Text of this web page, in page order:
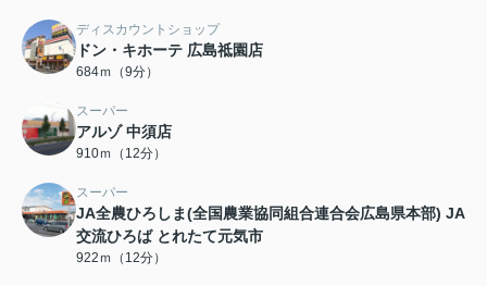
ディスカウントショップ
ドン・キホーテ 広島祗園店
684ｍ（9分）
スーパー
アルゾ 中須店
910ｍ（12分）
スーパー
JA全農ひろしま(全国農業協同組合連合会広島県本部) JA
交流ひろば とれたて元気市
922ｍ（12分）